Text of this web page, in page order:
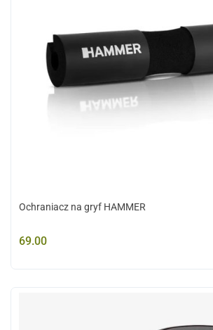
Ochraniacz na gryf HAMMER
69.00